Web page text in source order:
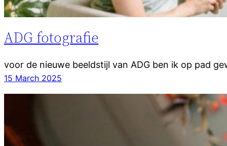
ADG fotografie
voor de nieuwe beeldstijl van ADG ben ik op pad
15 March 2025